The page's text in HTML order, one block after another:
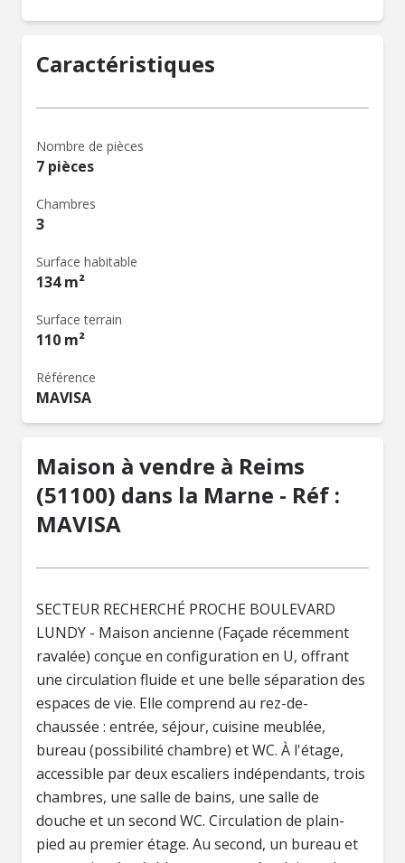
Caractéristiques
Nombre de pièces
7 pièces
Chambres
3
Surface habitable
134 m²
Surface terrain
110 m²
Référence
MAVISA
Maison à vendre à Reims
(51100) dans la Marne - Réf :
MAVISA
SECTEUR RECHERCHÉ PROCHE BOULEVARD
LUNDY - Maison ancienne (Façade récemment
ravalée) conçue en configuration en U, offrant
une circulation fluide et une belle séparation des
espaces de vie. Elle comprend au rez-de-
chaussée : entrée, séjour, cuisine meublée,
bureau (possibilité chambre) et WC. À l'étage,
accessible par deux escaliers indépendants, trois
chambres, une salle de bains, une salle de
douche et un second WC. Circulation de plain-
pied au premier étage. Au second, un bureau et